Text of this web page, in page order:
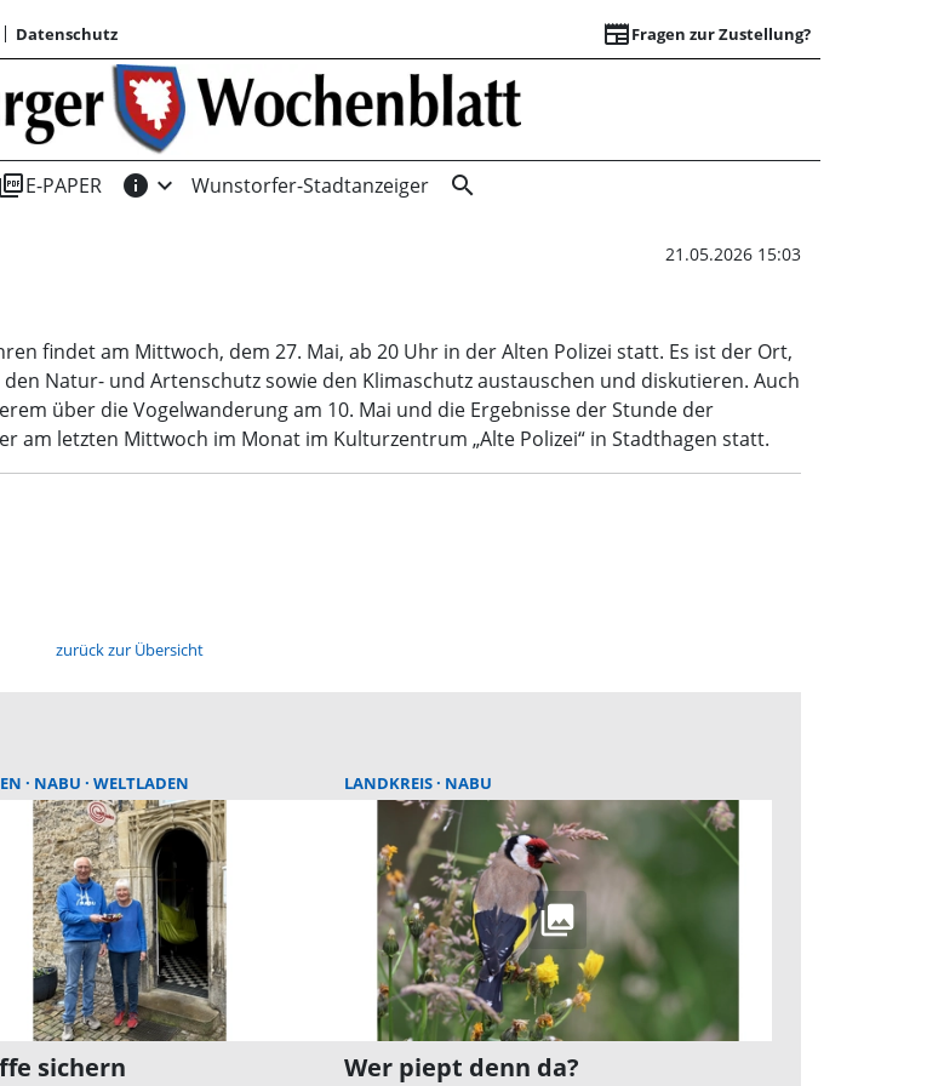
Datenschutz newspaperFragen zur Zustellung?
Nabu-
picture_as_pdfE-PAPER info expand_more Wunstorfer-Stadtanzeiger search
21.05.2026 15:03
findet am Mittwoch, dem 27. Mai, ab 20 Uhr in der Alten Polizei statt. Es ist der Ort,
Natur- und Artenschutz sowie den Klimaschutz austauschen und diskutieren. Auch
über die Vogelwanderung am 10. Mai und die Ergebnisse der Stunde der
letzten Mittwoch im Monat im Kulturzentrum „Alte Polizei“ in Stadthagen statt.
zurück zur Übersicht
NABU WELTLADEN
sichern
LANDKREIS NABU
Wer piept denn da?